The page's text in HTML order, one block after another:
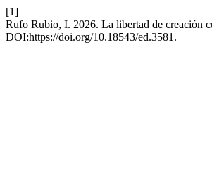
[1]
Rufo Rubio, I. 2026. La libertad de creación
DOI:https://doi.org/10.18543/ed.3581.